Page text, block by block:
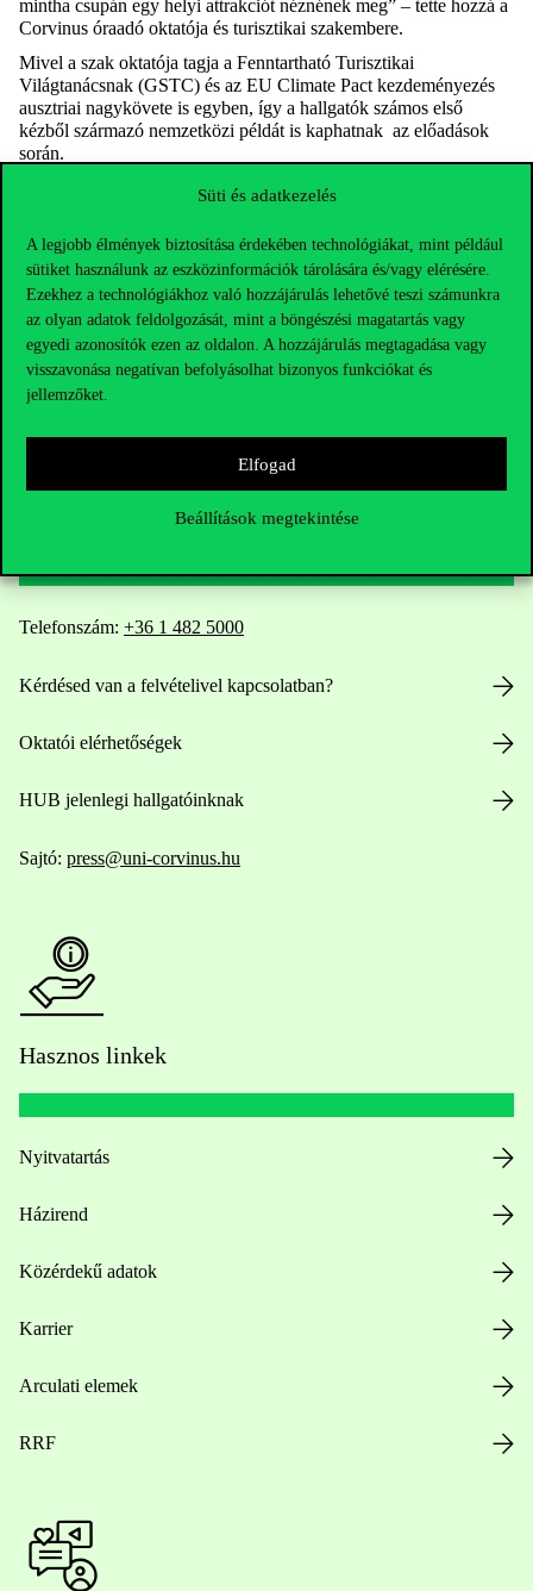
Süti és adatkezelés
A legjobb élmények biztosítása érdekében technológiákat, mint például
sütiket használunk az eszközinformációk tárolására és/vagy elérésére.
Ezekhez a technológiákhoz való hozzájárulás lehetővé teszi számunkra
az olyan adatok feldolgozását, mint a böngészési magatartás vagy
egyedi azonosítók ezen az oldalon. A hozzájárulás megtagadása vagy
visszavonása negatívan befolyásolhat bizonyos funkciókat és
jellemzőket.
Elfogad
Beállítások megtekintése
mintha csupán egy helyi attrakciót néznének meg” – tette hozzá a
Corvinus óraadó oktatója és turisztikai szakembere.
Mivel a szak oktatója tagja a Fenntartható Turisztikai
Világtanácsnak (GSTC) és az EU Climate Pact kezdeményezés
ausztriai nagykövete is egyben, így a hallgatók számos első
kézből származó nemzetközi példát is kaphatnak az előadások
során.
Telefonszám: +36 1 482 5000
Kérdésed van a felvételivel kapcsolatban?
Oktatói elérhetőségek
HUB jelenlegi hallgatóinknak
Sajtó: press@uni-corvinus.hu
Hasznos linkek
Nyitvatartás
Házirend
Közérdekű adatok
Karrier
Arculati elemek
RRF